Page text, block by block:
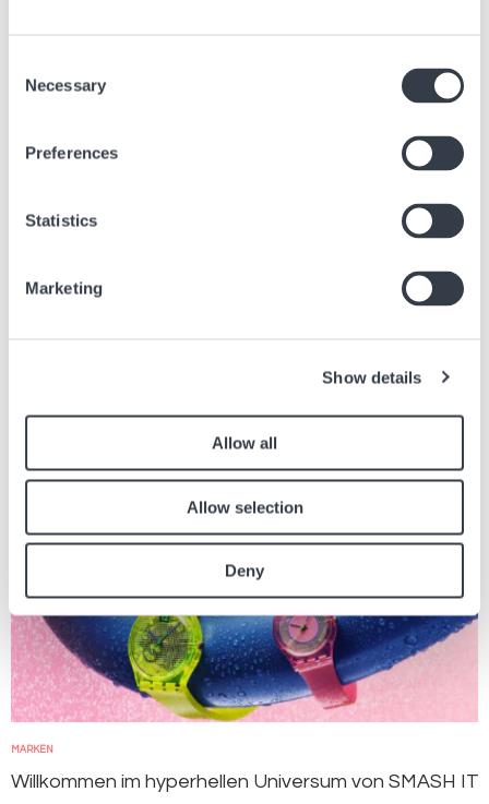
Selection
Necessary
Preferences
Statistics
Marketing
Show details
Allow all
Allow selection
Deny
The Long-Awaited 38mm Khaki Field Murph is here !
MARKEN
Willkommen im hyperhellen Universum von SMASH IT